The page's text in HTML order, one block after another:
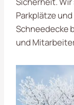
Parkplätze
Schneedecke
und